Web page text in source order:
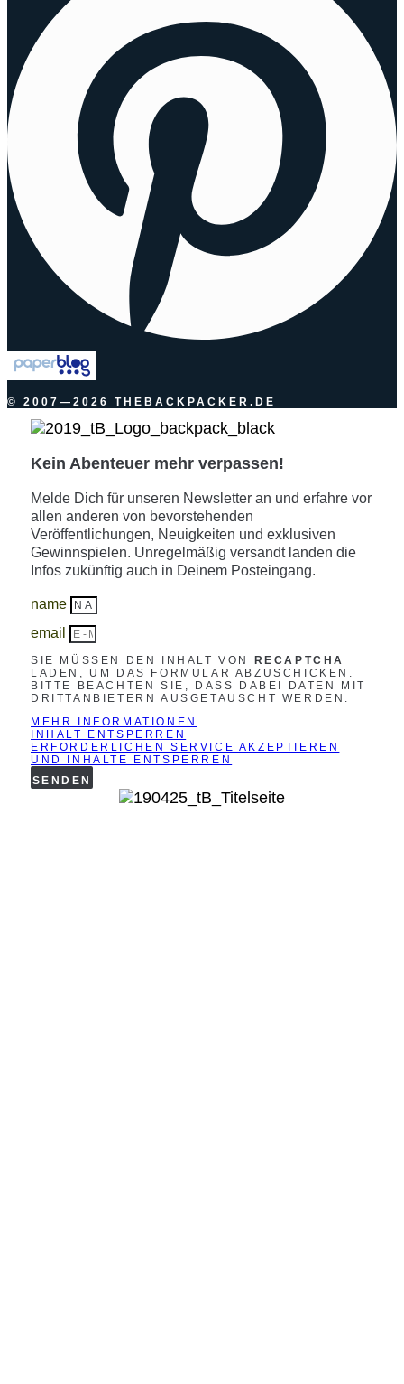
© 2007—2026 THEBACKPACKER.DE
Kein Abenteuer mehr verpassen!
Melde Dich für unseren Newsletter an und erfahre vor
allen anderen von bevorstehenden
Veröffentlichungen, Neuigkeiten und exklusiven
Gewinnspielen. Unregelmäßig versandt landen die
Infos zukünftig auch in Deinem Posteingang.
name
email
SIE MÜSSEN DEN INHALT VON RECAPTCHA
LADEN, UM DAS FORMULAR ABZUSCHICKEN.
BITTE BEACHTEN SIE, DASS DABEI DATEN MIT
DRITTANBIETERN AUSGETAUSCHT WERDEN.
MEHR INFORMATIONEN
INHALT ENTSPERREN
ERFORDERLICHEN SERVICE AKZEPTIEREN
UND INHALTE ENTSPERREN
SENDEN